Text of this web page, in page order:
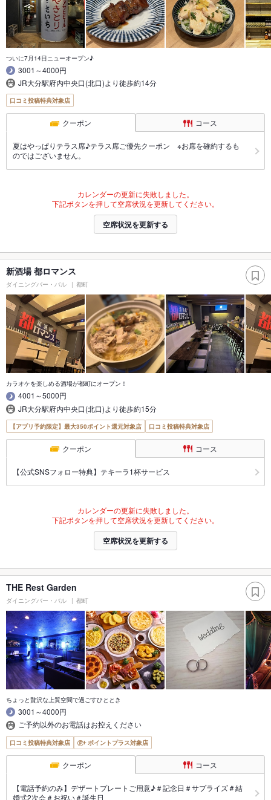
ついに7月14日ニューオープン♪
3001～4000円
JR大分駅府内中央口(北口)より徒歩約14分
口コミ投稿特典対象店
クーポン コース
夏はやっぱりテラス席♪テラス席ご優先クーポン ※お席を確約するも
のではございません。
カレンダーの更新に失敗しました。
下記ボタンを押して空席状況を更新してください。
空席状況を更新する
新酒場 都ロマンス
ダイニングバー・バル 都町
カラオケを楽しめる酒場が都町にオープン！
4001～5000円
JR大分駅府内中央口(北口)より徒歩約15分
【アプリ予約限定】最大350ポイント還元対象店 口コミ投稿特典対象店
クーポン コース
【公式SNSフォロー特典】テキーラ1杯サービス
カレンダーの更新に失敗しました。
下記ボタンを押して空席状況を更新してください。
空席状況を更新する
THE Rest Garden
ダイニングバー・バル 都町
ちょっと贅沢な上質空間で過ごすひととき
3001～4000円
ご予約以外のお電話はお控えください
口コミ投稿特典対象店 ポイントプラス対象店
クーポン コース
【電話予約のみ】デザートプレートご用意♪＃記念日＃サプライズ＃結
婚式2次会＃お祝い＃誕生日